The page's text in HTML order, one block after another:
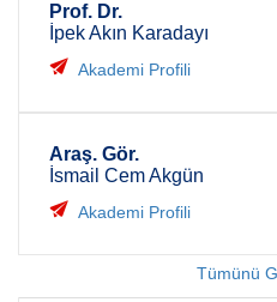
Prof. Dr.
İpek Akın Karadayı
Akademi Profili
Araş. Gör.
İsmail Cem Akgün
Akademi Profili
Tümünü